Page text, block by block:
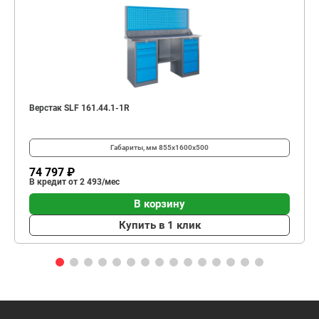
Верстак SLF 161.44.1-1R
Габариты, мм 855x1600x500
74 797 ₽
В кредит от 2 493/мес
В корзину
Купить в 1 клик